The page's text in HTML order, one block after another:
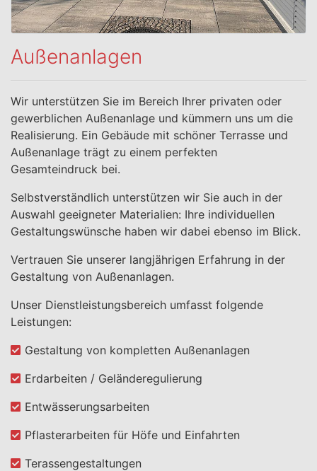
Außenanlagen
Wir unterstützen Sie im Bereich Ihrer privaten oder
gewerblichen Außenanlage und kümmern uns um die
Realisierung. Ein Gebäude mit schöner Terrasse und
Außenanlage trägt zu einem perfekten
Gesamteindruck bei.
Selbstverständlich unterstützen wir Sie auch in der
Auswahl geeigneter Materialien: Ihre individuellen
Gestaltungswünsche haben wir dabei ebenso im Blick.
Vertrauen Sie unserer langjährigen Erfahrung in der
Gestaltung von Außenanlagen.
Unser Dienstleistungsbereich umfasst folgende
Leistungen:
Gestaltung von kompletten Außenanlagen
Erdarbeiten / Geländeregulierung
Entwässerungsarbeiten
Pflasterarbeiten für Höfe und Einfahrten
Terassengestaltungen